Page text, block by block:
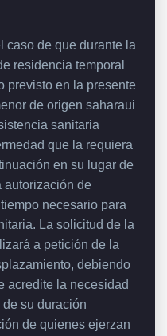
de que durante la
residencia temporal
previsto en la presente
de origen saharaui
sanitaria
que la requiera
en su lugar de
autorización de
necesario para
La solicitud de la
a petición de la
debiendo
acredite la necesidad
su duración
de quienes ejerzan